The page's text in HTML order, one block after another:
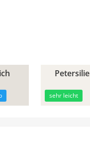
sehr leicht